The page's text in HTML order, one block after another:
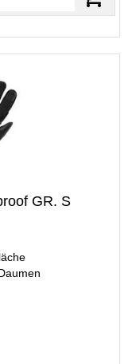
GR. S